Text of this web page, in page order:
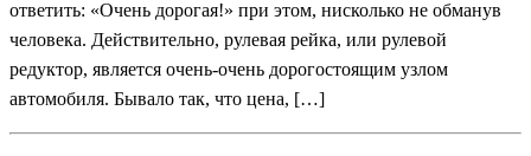
ответить: «Очень дорогая!» при этом, нисколько не обманув
человека. Действительно, рулевая рейка, или рулевой
редуктор, является очень-очень дорогостоящим узлом
автомобиля. Бывало так, что цена, […]